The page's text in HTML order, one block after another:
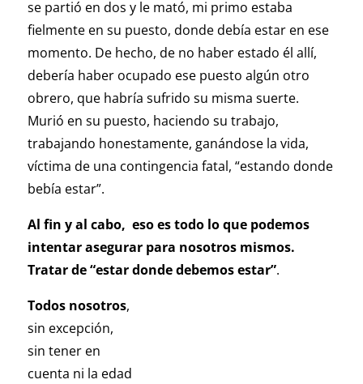
se partió en dos y le mató, mi primo estaba
fielmente en su puesto, donde debía estar en ese
momento. De hecho, de no haber estado él allí,
debería haber ocupado ese puesto algún otro
obrero, que habría sufrido su misma suerte.
Murió en su puesto, haciendo su trabajo,
trabajando honestamente, ganándose la vida,
víctima de una contingencia fatal, “estando donde
bebía estar”.
Al fin y al cabo, eso es todo lo que podemos
intentar asegurar para nosotros mismos.
Tratar de “estar donde debemos estar”.
Todos nosotros,
sin excepción,
sin tener en
cuenta ni la edad